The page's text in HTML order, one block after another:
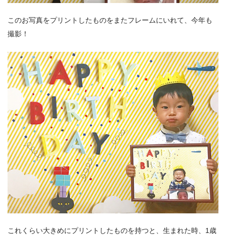
このお写真をプリントしたものをまたフレームにいれて、今年も
撮影！
これくらい大きめにプリントしたものを持つと、生まれた時、1歳